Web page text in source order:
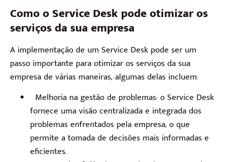
Como o Service Desk pode otimizar os
serviços da sua empresa
A implementação de um Service Desk pode ser um
passo importante para otimizar os serviços da sua
empresa de várias maneiras, algumas delas incluem:
Melhoria na gestão de problemas: o Service Desk
fornece uma visão centralizada e integrada dos
problemas enfrentados pela empresa, o que
permite a tomada de decisões mais informadas e
eficientes.